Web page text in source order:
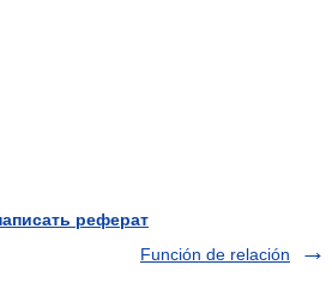
реферат
Función de relación